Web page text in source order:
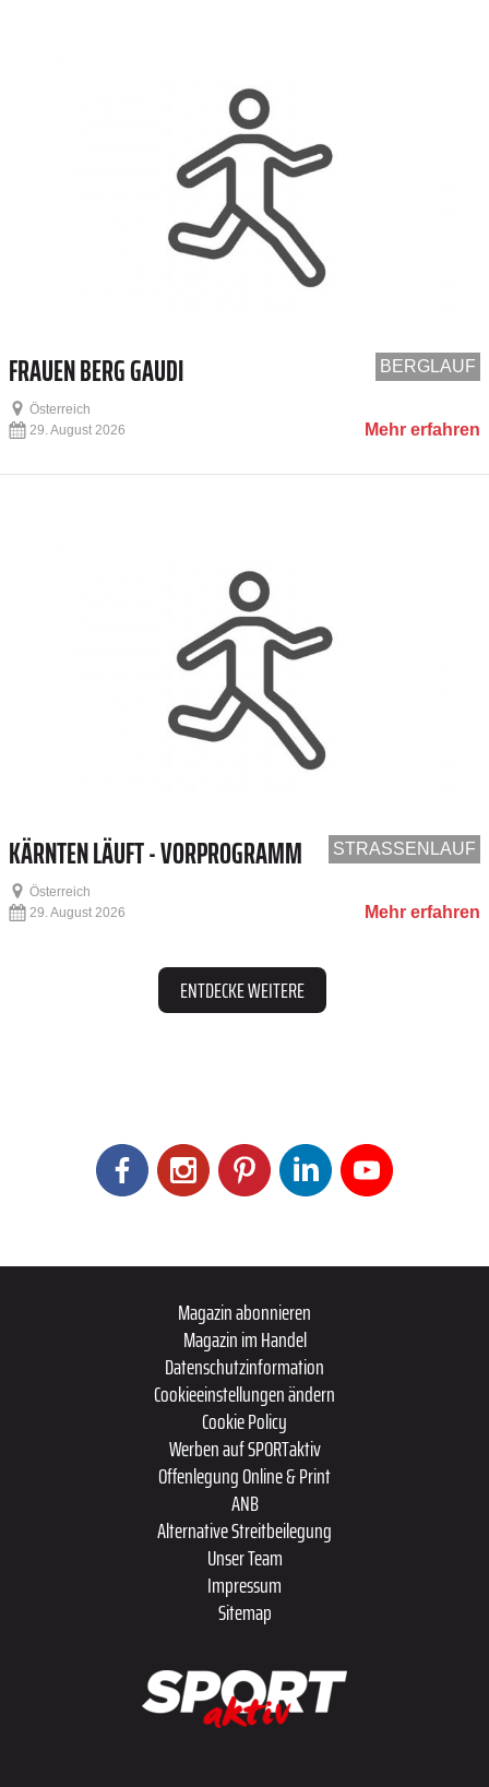
BERGLAUF
FRAUEN BERG GAUDI
Österreich
Mehr erfahren
29. August 2026
STRASSENLAUF
KÄRNTEN LÄUFT - VORPROGRAMM
Österreich
Mehr erfahren
29. August 2026
ENTDECKE WEITERE
Magazin abonnieren
Magazin im Handel
Datenschutzinformation
Cookieeinstellungen ändern
Cookie Policy
Werben auf SPORTaktiv
Offenlegung Online & Print
ANB
Alternative Streitbeilegung
Unser Team
Impressum
Sitemap